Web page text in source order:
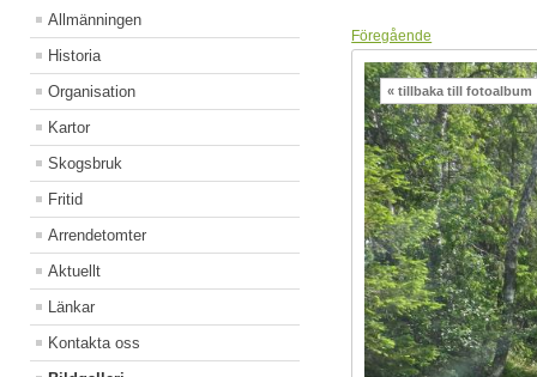
Allmänningen
Historia
Organisation
Kartor
Skogsbruk
Fritid
Arrendetomter
Aktuellt
Länkar
Kontakta oss
Föregående
« tillbaka till fotoalbum